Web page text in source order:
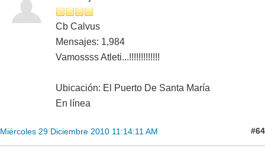
Cb Calvus
Mensajes: 1,984
Vamossss Atleti...!!!!!!!!!!!!!
Ubicación: El Puerto De Santa María
En línea
Miércoles 29 Diciembre 2010 11:14:11 AM #64